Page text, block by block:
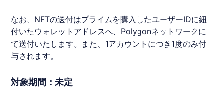
なお、 NFTの送付はプライムを購入したユーザーIDに紐
付いたウォレットアドレスへ、Polygonネットワークに
て送付いたします。また、1アカウントにつき1度のみ付
与されます。
対象期間：未定